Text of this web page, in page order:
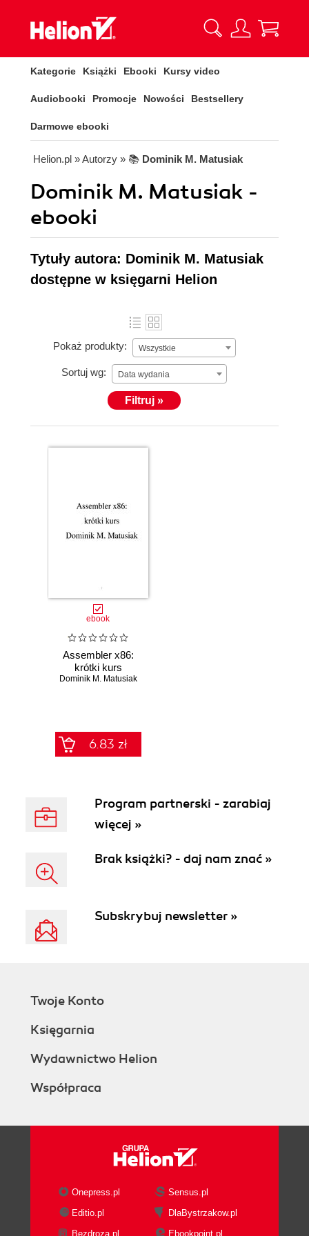
Kategorie Książki Ebooki Kursy video
Audiobooki Promocje Nowości Bestsellery
Darmowe ebooki
Helion.pl » Autorzy » 📚 Dominik M. Matusiak
Dominik M. Matusiak -
ebooki
Tytuły autora: Dominik M. Matusiak
dostępne w księgarni Helion
Pokaż produkty: Wszystkie
Sortuj wg: Data wydania
Filtruj »
ebook
Assembler x86:
krótki kurs
Dominik M. Matusiak
6.83 zł
Program partnerski - zarabiaj
więcej »
Brak książki? - daj nam znać »
Subskrybuj newsletter »
Twoje Konto
Księgarnia
Wydawnictwo Helion
Współpraca
Onepress.pl
Sensus.pl
Editio.pl
DlaBystrzakow.pl
Bezdroza.pl
Ebookpoint.pl